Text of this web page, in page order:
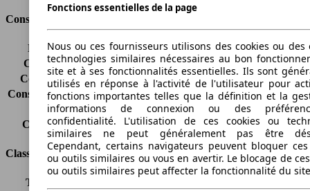
Consommation
Émissions de CO2*
118 g/km (komb.)
Consommation (ville)
6.9 l/100km
Consommation (route)
4.2 l/100km
Consommation (combinée)* 5.2 l/100km
Classe d'émissions
Euro 6
Capacité du réservoir
42 l
Classes d'assurance
Tous risques
Fonctions essentielles de la page
Nous ou ces fournisseurs utilisons des cookies ou des
technologies similaires nécessaires au bon
site et à ses fonctionnalités essentielles. Ils sont
utilisés en réponse à l'activité de l'utilisateur pour
fonctions importantes telles que la définition et la
informations de connexion ou des
confidentialité. L'utilisation de ces cookies ou
similaires ne peut généralement pas être
Cependant, certains navigateurs peuvent bloquer ces
ou outils similaires ou vous en avertir. Le blocage de
ou outils similaires peut affecter la fonctionnalité du